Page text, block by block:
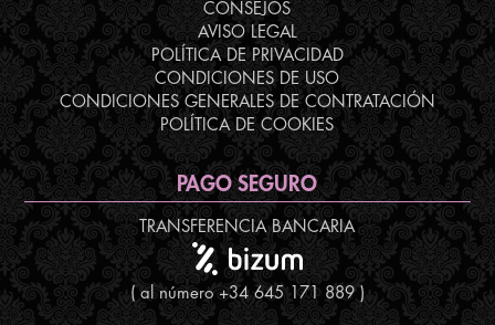
CONSEJOS
AVISO LEGAL
POLÍTICA DE PRIVACIDAD
CONDICIONES DE USO
CONDICIONES GENERALES DE CONTRATACIÓN
POLÍTICA DE COOKIES
PAGO SEGURO
TRANSFERENCIA BANCARIA
( al número +34 645 171 889 )